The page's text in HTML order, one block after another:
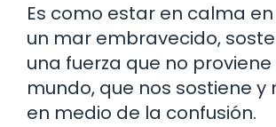
Es como estar en calma
un mar embravecido,
una fuerza que no
mundo, que nos sostiene y
en medio de la confusión.